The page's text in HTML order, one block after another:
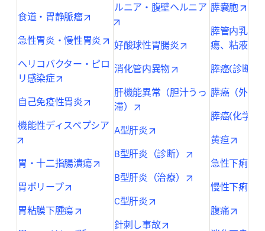
食道・胃静脈瘤
急性胃炎・慢性胃炎 opens in new tab/window
ヘリコバクター・ピロ
リ感染症
自己免疫性胃炎 opens in new tab/window
機能性ディスペプシア
胃・十二指腸潰瘍
胃ポリープ
胃粘膜下腫瘍
ルニア・腹壁ヘルニア
好酸球性胃腸炎 opens in new tab/
消化管内異物 opens in new tab/
肝機能異常（胆汁うっ
滞）
A型肝炎
B型肝炎（診断）
B型肝炎（治療）
C型肝炎
針刺し事故
膵嚢胞
膵管内乳頭
瘍、粘液性
膵癌(診断)
膵癌（外科
膵癌(化学療
黄疸
急性下痢
慢性下痢
腹痛